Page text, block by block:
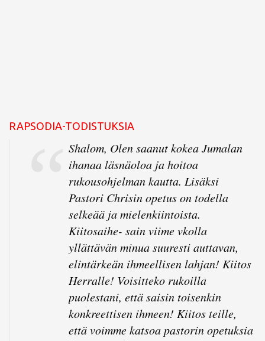
RAPSODIA-TODISTUKSIA
Shalom, Olen saanut kokea Jumalan
ihanaa läsnäoloa ja hoitoa
rukousohjelman kautta. Lisäksi
Pastori Chrisin opetus on todella
selkeää ja mielenkiintoista.
Kiitosaihe- sain viime vkolla
yllättävän minua suuresti auttavan,
elintärkeän ihmeellisen lahjan! Kiitos
Herralle! Voisitteko rukoilla
puolestani, että saisin toisenkin
konkreettisen ihmeen! Kiitos teille,
että voimme katsoa pastorin opetuksia